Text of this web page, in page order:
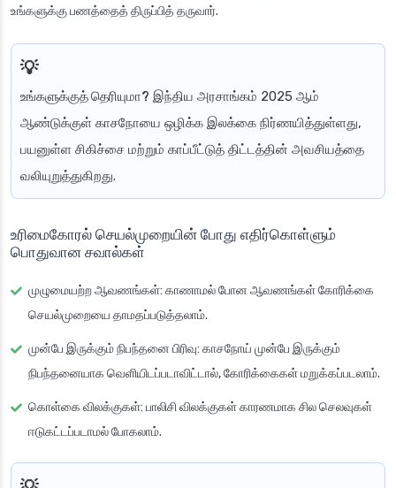
உங்களுக்கு பணத்தைத் திருப்பித் தருவார்.
உங்களுக்குத் தெரியுமா? இந்திய அரசாங்கம் 2025 ஆம்
ஆண்டுக்குள் காசநோயை ஒழிக்க இலக்கை நிர்ணயித்துள்ளது,
பயனுள்ள சிகிச்சை மற்றும் காப்பீட்டுத் திட்டத்தின் அவசியத்தை
வலியுறுத்துகிறது.
உரிமைகோரல் செயல்முறையின் போது எதிர்கொள்ளும்
பொதுவான சவால்கள்
முழுமையற்ற ஆவணங்கள்: காணாமல் போன ஆவணங்கள் கோரிக்கை
செயல்முறையை தாமதப்படுத்தலாம்.
முன்பே இருக்கும் நிபந்தனை பிரிவு: காசநோய் முன்பே இருக்கும்
நிபந்தனையாக வெளியிடப்படாவிட்டால், கோரிக்கைகள் மறுக்கப்படலாம்.
கொள்கை விலக்குகள்: பாலிசி விலக்குகள் காரணமாக சில செலவுகள்
ஈடுகட்டப்படாமல் போகலாம்.